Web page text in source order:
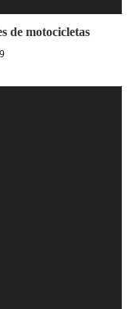
de motocicletas